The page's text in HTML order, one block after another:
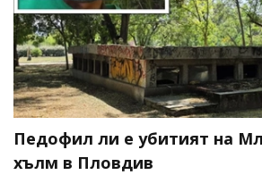
Педофил ли е убитият на
хълм в Пловдив